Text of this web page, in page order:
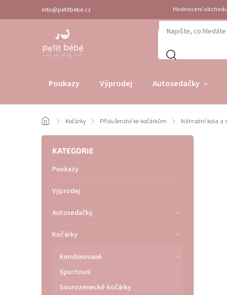
info@petitbebe.cz Hodnocení obchodu
Poukazy Výprodej Autosedačky
/ Kočárky / Příslušenství ke kočárkům / Náhradní kola a
KATEGORIE
Poukazy
Výprodej
Autosedačky
Kočárky
Kombinované
Sportovní
Sourozenecké kočárky